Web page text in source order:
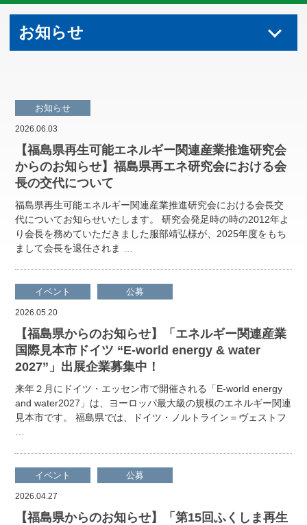
お知らせ
お知らせ
2026.06.03
【福島県再生可能エネルギー関連産業推進研究会
からのお知らせ】福島県再エネ研究会における会
長の交代について
福島県再生可能エネルギー関連産業推進研究会における会長交
代についてお知らせいたします。 研究会発足時の時の2012年よ
り会長を務めていただきました服部靖弘様が、2025年度をもち
まして会長を退任されま …
イベント 公募
2026.05.20
【福島県からのお知らせ】「エネルギー関連産業
国際見本市ドイツ “E-world energy & water
2027”」出展企業募集中！
来年２月にドイツ・エッセン市で開催される「E-world energy
and water2027」は、ヨーロッパ最大級の規模のエネルギー関連
見本市です。 福島県では、ドイツ・ノルトライン＝ヴェストフ
イベント 公募
2026.04.27
【福島県からのお知らせ】「第15回ふくしま再生